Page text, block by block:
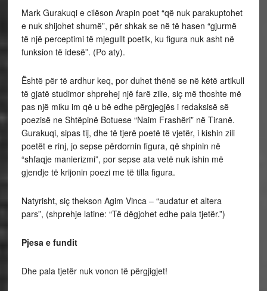
Mark Gurakuqi e cilëson Arapin poet “që nuk parakuptohet
e nuk shijohet shumë”, për shkak se në të hasen “gjurmë
të një perceptimi të mjegullt poetik, ku figura nuk asht në
funksion të idesë”. (Po aty).
Është për të ardhur keq, por duhet thënë se në këtë artikull
të gjatë studimor shprehej një farë zilie, siç më thoshte më
pas një miku im që u bë edhe përgjegjës i redaksisë së
poezisë ne Shtëpinë Botuese “Naim Frashëri” në Tiranë.
Gurakuqi, sipas tij, dhe të tjerë poetë të vjetër, i kishin zili
poetët e rinj, jo sepse përdornin figura, që shpinin në
“shfaqje manierizmi”, por sepse ata vetë nuk ishin më
gjendje të krijonin poezi me të tilla figura.
Natyrisht, siç thekson Agim Vinca – “audatur et altera
pars”, (shprehje latine: “Të dëgjohet edhe pala tjetër.”)
Pjesa e fundit
Dhe pala tjetër nuk vonon të përgjigjet!